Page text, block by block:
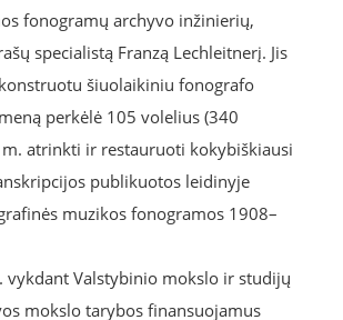
fonogramų archyvo inžinierių,
specialistą Franzą Lechleitnerį. Jis
šiuolaikiniu fonografo
perkėlė 105 volelius (340
atrinkti ir restauruoti kokybiškiausi
publikuotos leidinyje
muzikos fonogramos 1908–
vykdant Valstybinio mokslo ir studijų
mokslo tarybos finansuojamus